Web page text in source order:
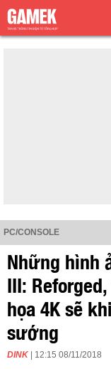
PC/CONSOLE
Những hình
III:
họa 4K sẽ
sướng
DINK | 12:15 08/11/2018